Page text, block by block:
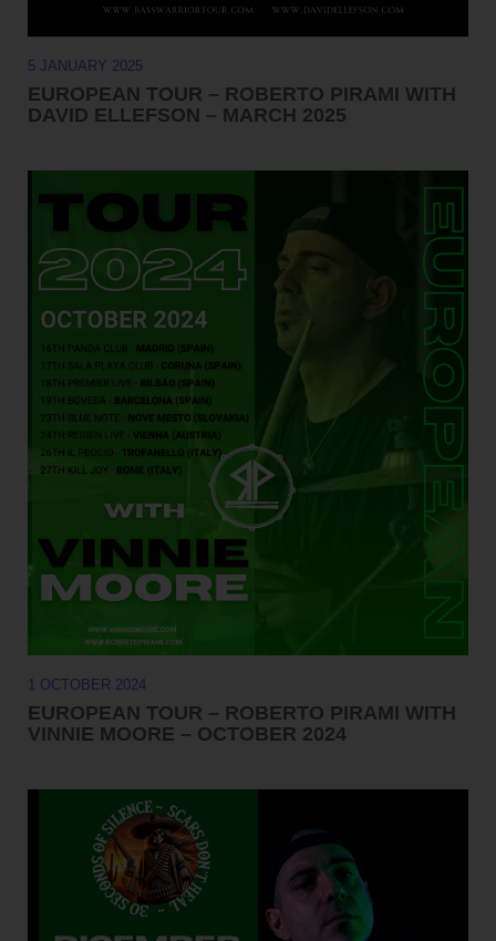
5 JANUARY 2025
EUROPEAN TOUR – ROBERTO PIRAMI WITH
DAVID ELLEFSON – MARCH 2025
1 OCTOBER 2024
EUROPEAN TOUR – ROBERTO PIRAMI WITH
VINNIE MOORE – OCTOBER 2024